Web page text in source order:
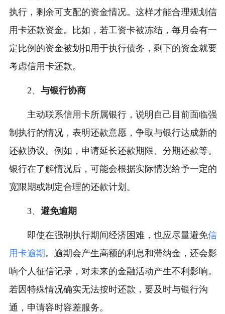
执行，剩余可支配的资金情况。这样才能合理规划信
用卡还款资金。比如，若工资卡被冻结，每月会有一
定比例的资金被划扣用于执行债务，剩下的资金就要
考虑信用卡还款。
2、 与银行协商
主动联系信用卡所属银行，说明自己目前面临强
制执行的情况，表明还款意愿，争取与银行达成新的
还款协议。例如，申请延长还款期限、分期还款等。
银行在了解情况后，可能会根据实际情况给予一定的
宽限期或制定合理的还款计划。
3、 避免逾期
即使在强制执行期间经济困难，也应尽量避免信
用卡逾期。逾期会产生高额的利息和滞纳金，还会影
响个人征信记录，对未来的金融活动产生不利影响。
若因特殊情况确实无法按时还款，要及时与银行沟
通，申请容时容差服务。